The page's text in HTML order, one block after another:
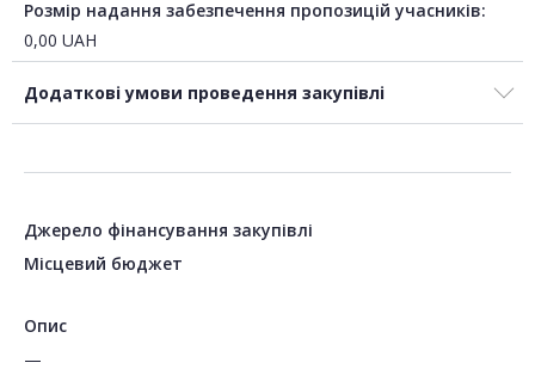
Розмір надання забезпечення пропозицій учасників:
0,00 UAH
Додаткові умови проведення закупівлі
Джерело фінансування закупівлі
Місцевий бюджет
Опис
—